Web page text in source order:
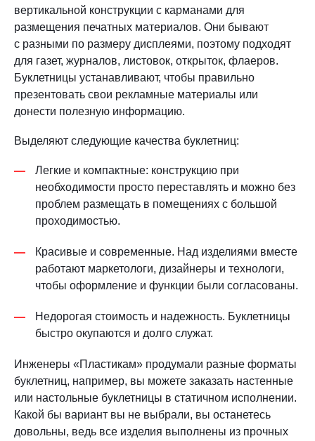
вертикальной конструкции с карманами для
размещения печатных материалов. Они бывают
с разными по размеру дисплеями, поэтому подходят
для газет, журналов, листовок, открыток, флаеров.
Буклетницы устанавливают, чтобы правильно
презентовать свои рекламные материалы или
донести полезную информацию.
Выделяют следующие качества буклетниц:
Легкие и компактные: конструкцию при
необходимости просто переставлять и можно без
проблем размещать в помещениях с большой
проходимостью.
Красивые и современные. Над изделиями вместе
работают маркетологи, дизайнеры и технологи,
чтобы оформление и функции были согласованы.
Недорогая стоимость и надежность. Буклетницы
быстро окупаются и долго служат.
Инженеры «Пластикам» продумали разные форматы
буклетниц, например, вы можете заказать настенные
или настольные буклетницы в статичном исполнении.
Какой бы вариант вы не выбрали, вы останетесь
довольны, ведь все изделия выполнены из прочных